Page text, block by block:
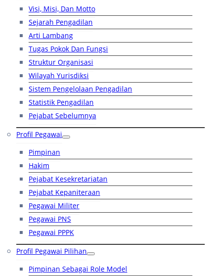
Visi, Misi, Dan Motto
Sejarah Pengadilan
Arti Lambang
Tugas Pokok Dan Fungsi
Struktur Organisasi
Wilayah Yurisdiksi
Sistem Pengelolaan Pengadilan
Statistik Pengadilan
Pejabat Sebelumnya
Profil Pegawai
Pimpinan
Hakim
Pejabat Kesekretariatan
Pejabat Kepaniteraan
Pegawai Militer
Pegawai PNS
Pegawai PPPK
Profil Pegawai Pilihan
Pimpinan Sebagai Role Model